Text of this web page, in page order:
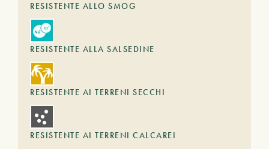
RESISTENTE ALLO SMOG
RESISTENTE ALLA SALSEDINE
RESISTENTE AI TERRENI SECCHI
RESISTENTE AI TERRENI CALCAREI